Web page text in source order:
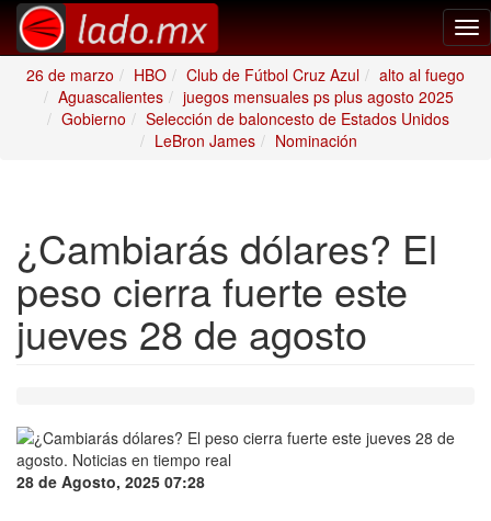
26 de marzo
HBO Club de Fútbol Cruz Azul
alto al fuego
Aguascalientes
juegos mensuales ps plus agosto 2025
Gobierno
Selección de baloncesto de Estados Unidos
LeBron James
Nominación
¿Cambiarás dólares? El
peso cierra fuerte este
jueves 28 de agosto
28 de Agosto, 2025 07:28